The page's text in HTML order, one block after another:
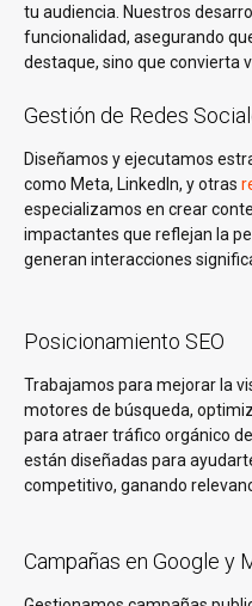
tu audiencia. Nuestros
funcionalidad, asegurando
destaque, sino que convierta
Gestión de Redes
Diseñamos y ejecutamos
como Meta, LinkedIn, y otras
especializamos en crear
impactantes que reflejan la
generan interacciones
Posicionamiento SEO
Trabajamos para mejorar la
motores de búsqueda,
para atraer tráfico orgánico
están diseñadas para
competitivo, ganando
Campañas en Google y